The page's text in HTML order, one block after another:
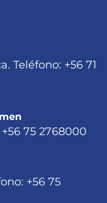
Teléfono: +56 71
75 2768000
+56 75